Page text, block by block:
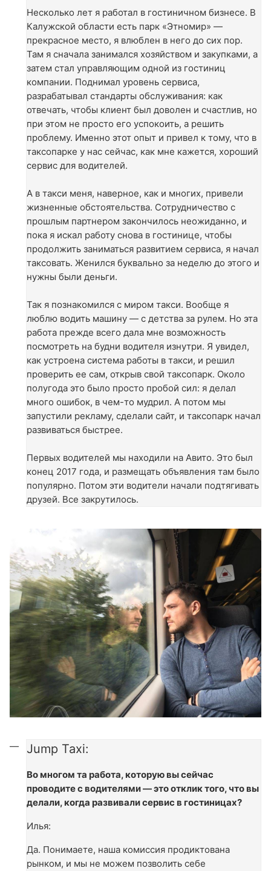
Несколько лет я работал в гостиничном бизнесе. В
Калужской области есть парк «Этномир» —
прекрасное место, я влюблен в него до сих пор.
Там я сначала занимался хозяйством и закупками, а
затем стал управляющим одной из гостиниц
компании. Поднимал уровень сервиса,
разрабатывал стандарты обслуживания: как
отвечать, чтобы клиент был доволен и счастлив, но
при этом не просто его успокоить, а решить
проблему. Именно этот опыт и привел к тому, что в
таксопарке у нас сейчас, как мне кажется, хороший
сервис для водителей.
А в такси меня, наверное, как и многих, привели
жизненные обстоятельства. Сотрудничество с
прошлым партнером закончилось неожиданно, и
пока я искал работу снова в гостинице, чтобы
продолжить заниматься развитием сервиса, я начал
таксовать. Женился буквально за неделю до этого и
нужны были деньги.
Так я познакомился с миром такси. Вообще я
люблю водить машину — с детства за рулем. Но эта
работа прежде всего дала мне возможность
посмотреть на будни водителя изнутри. Я увидел,
как устроена система работы в такси, и решил
проверить ее сам, открыв свой таксопарк. Около
полугода это было просто пробой сил: я делал
много ошибок, в чем-то мудрил. А потом мы
запустили рекламу, сделали сайт, и таксопарк начал
развиваться быстрее.
Первых водителей мы находили на Авито. Это был
конец 2017 года, и размещать объявления там было
популярно. Потом эти водители начали подтягивать
друзей. Все закрутилось.
Jump Taxi:
Во многом та работа, которую вы сейчас
проводите с водителями — это отклик того, что вы
делали, когда развивали сервис в гостиницах?
Илья:
Да. Понимаете, наша комиссия продиктована
рынком, и мы не можем позволить себе